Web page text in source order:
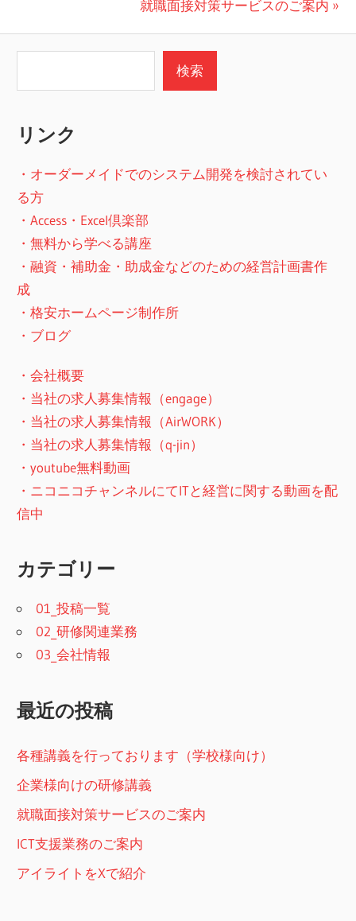
ナ
ー
シ
ョ
ン
稿:
次
投
就職面接対策サービスのご案内
検索
リンク
・オーダーメイドでのシステム開発を検討されてい
る方
・Access・Excel倶楽部
・無料から学べる講座
・融資・補助金・助成金などのための経営計画書作
成
・格安ホームページ制作所
・ブログ
・会社概要
・当社の求人募集情報（engage）
・当社の求人募集情報（AirWORK）
・当社の求人募集情報（q-jin）
・youtube無料動画
・ニコニコチャンネルにてITと経営に関する動画を配
信中
カテゴリー
01_投稿一覧
02_研修関連業務
03_会社情報
最近の投稿
各種講義を行っております（学校様向け）
企業様向けの研修講義
就職面接対策サービスのご案内
ICT支援業務のご案内
アイライトをXで紹介